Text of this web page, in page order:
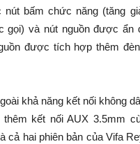
nút bấm chức năng (tăng
gọi) và nút nguồn được
được tích hợp thêm
khả năng kết nối không
thêm kết nối AUX 3.5mm
cả hai phiên bản của Vifa